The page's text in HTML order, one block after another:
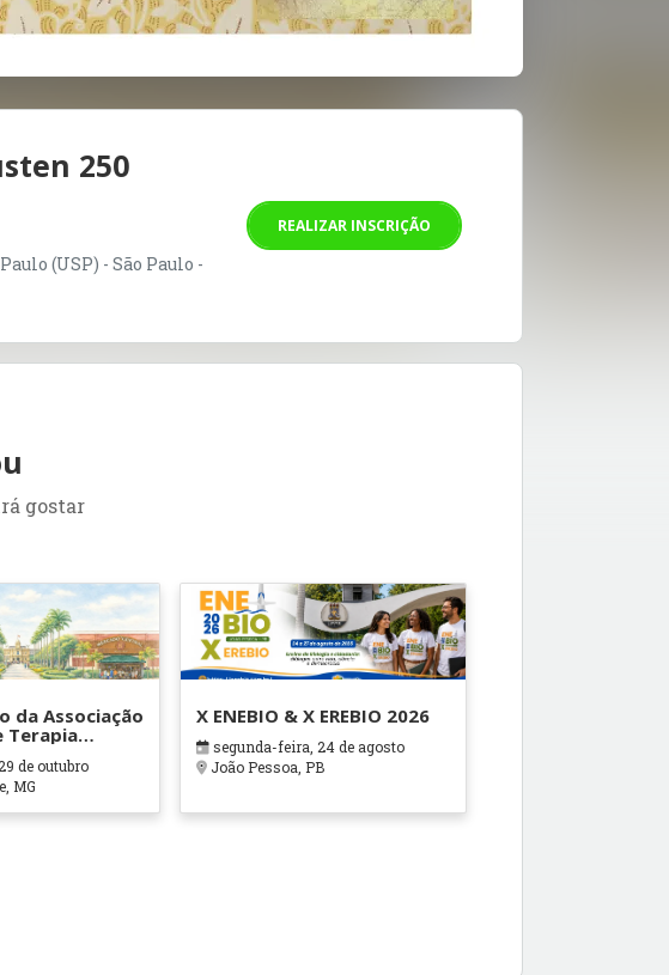
250
(USP) - São Paulo -
REALIZAR INSCRIÇÃO
gostar
da Associação
Terapia
Contextos
Cuidados
de outubro
MG
X ENEBIO & X EREBIO 2026
segunda-feira, 24 de agosto
João Pessoa, PB